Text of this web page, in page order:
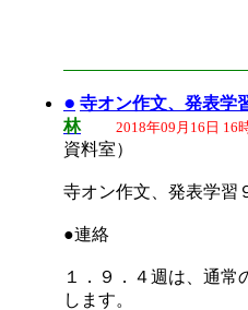
● 寺オン作文、発表学
林
2018年09月16日 16
資料室）
寺オン作文、発表学習
●連絡
１．９．４週は、通常
します。